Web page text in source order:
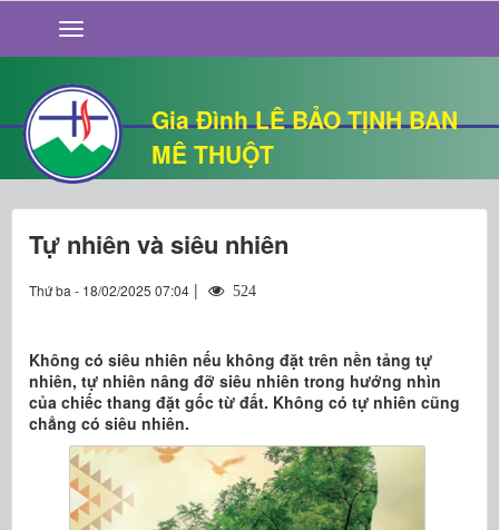
Gia Đình LÊ BẢO TỊNH BAN
MÊ THUỘT
GIỚI THIỆU
TIN TỨC
SỐNG ĐẠO
CHUYỆN NHÀ
QUÁN VĂN
THƯ GIÃN
Tự nhiên và siêu nhiên
Thứ ba - 18/02/2025 07:04 | 524
Không có siêu nhiên nếu không đặt trên nền tảng tự
nhiên, tự nhiên nâng đỡ siêu nhiên trong hướng nhìn
của chiếc thang đặt gốc từ đất. Không có tự nhiên cũng
chẳng có siêu nhiên.